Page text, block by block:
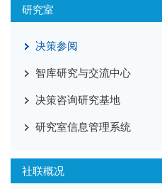
研究室
决策参阅
智库研究与交流中心
决策咨询研究基地
研究室信息管理系统
社联概况